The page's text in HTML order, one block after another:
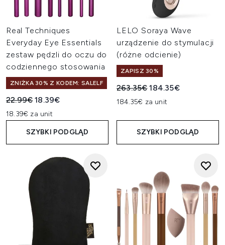
Real Techniques
Everyday Eye Essentials
zestaw pędzli do oczu do
codziennego stosowania
ZNIŻKA 30% Z KODEM: SALELF
Sugerowana cena detaliczna:
22.99€Aktualna cena:
18.39€
18.39€ za unit
SZYBKI PODGLĄD
LELO Soraya Wave
urządzenie do stymulacji
(różne odcienie)
ZAPISZ 30%
Sugerowana cena
263.35€Aktualna cena:
184.35€
184.35€ za unit
SZYBKI PODGLĄD